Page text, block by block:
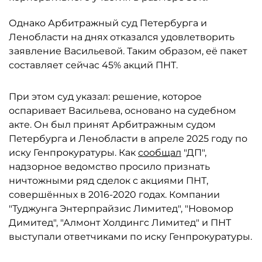
Однако Арбитражный суд Петербурга и
Ленобласти на днях отказался удовлетворить
заявление Васильевой. Таким образом, её пакет
составляет сейчас 45% акций ПНТ.
При этом суд указал: решение, которое
оспаривает Васильева, основано на судебном
акте. Он был принят Арбитражным судом
Петербурга и Ленобласти в апреле 2025 году по
иску Генпрокуратуры. Как сообщал "ДП",
надзорное ведомство просило признать
ничтожными ряд сделок с акциями ПНТ,
совершённых в 2016-2020 годах. Компании
"Туджунга Энтерпрайзис Лимитед", "Новомор
Димитед", "Алмонт Холдингс Лимитед" и ПНТ
выступали ответчиками по иску Генпрокуратуры.